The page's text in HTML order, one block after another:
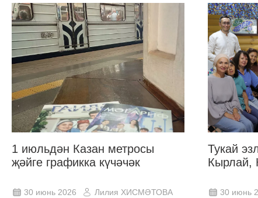
1 июльдән Казан метросы
җәйге графикка күчәчәк
30 июнь 2026
Лилия ХИСМӘТОВА
Тукай
Кырлай,
30 июнь